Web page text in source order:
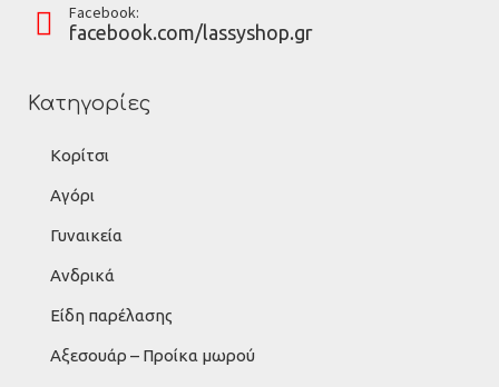
Facebook:
facebook.com/lassyshop.gr
Κατηγορίες
Κορίτσι
Αγόρι
Γυναικεία
Ανδρικά
Είδη παρέλασης
Αξεσουάρ – Προίκα μωρού